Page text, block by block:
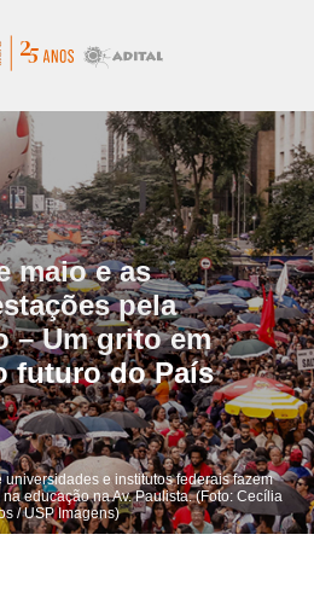
maio e as
pela
– Um grito em
futuro do País
e institutos federais fazem
educação na Av. Paulista. (Foto: Cecília
/ USP Imagens)